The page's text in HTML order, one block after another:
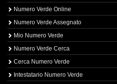
Numero Verde Online
Numero Verde Assegnato
Mio Numero Verde
Numero Verde Cerca
Cerca Numero Verde
Intestatario Numero Verde